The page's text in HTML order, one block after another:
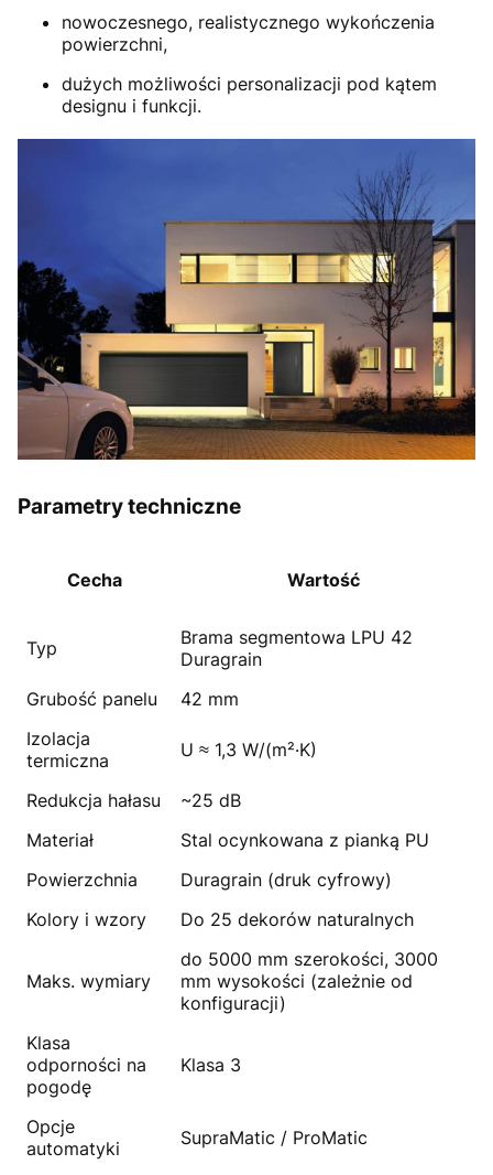
nowoczesnego, realistycznego wykończenia
powierzchni,
dużych możliwości personalizacji pod kątem
designu i funkcji.
Parametry techniczne
Cecha Wartość
Typ
Brama segmentowa LPU 42
Duragrain
Grubość panelu
42 mm
Izolacja
termiczna
U ≈ 1,3 W/(m²·K)
Redukcja hałasu
~25 dB
Materiał
Stal ocynkowana z pianką PU
Powierzchnia
Duragrain (druk cyfrowy)
Kolory i wzory
Do 25 dekorów naturalnych
Maks. wymiary
do 5000 mm szerokości, 3000
mm wysokości (zależnie od
konfiguracji)
Klasa
odporności na
pogodę
Klasa 3
Opcje
automatyki
SupraMatic / ProMatic